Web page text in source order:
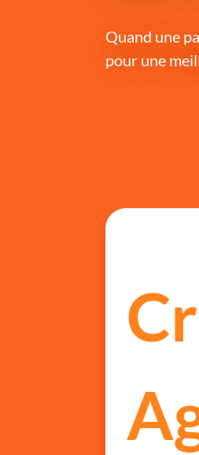
Quand une
pour une